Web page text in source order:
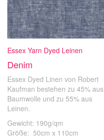
Essex Yarn Dyed Leinen
Denim
Essex Dyed Linen von Robert
Kaufman bestehen zu 45% aus
Baumwolle und zu 55% aus
Leinen.
Gewicht: 190g/qm
Größe: 50cm x 110cm